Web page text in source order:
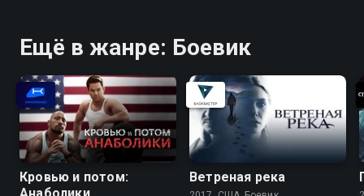
Ещё в жанре: Боевик
Кровью и потом:
Ветреная река